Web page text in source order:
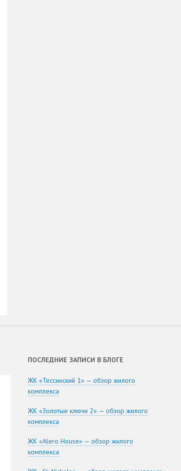
ПОСЛЕДНИЕ ЗАПИСИ В БЛОГЕ
ЖК «Тессинский 1» — обзор жилого
комплекса
ЖК «Золотые ключи 2» — обзор жилого
комплекса
ЖК «Alero House» — обзор жилого
комплекса